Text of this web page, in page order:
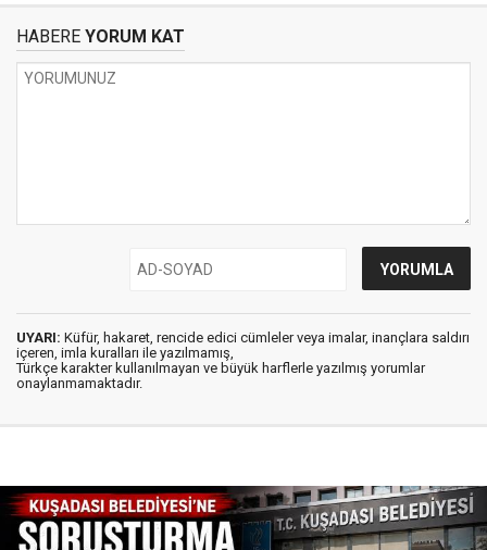
HABERE YORUM KAT
UYARI: Küfür, hakaret, rencide edici cümleler veya imalar, inançlara saldırı
içeren, imla kuralları ile yazılmamış,
Türkçe karakter kullanılmayan ve büyük harflerle yazılmış yorumlar
onaylanmamaktadır.